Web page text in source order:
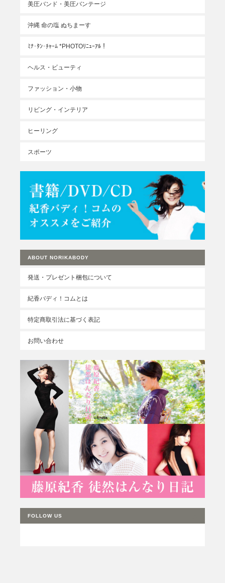
美圧バンド・美圧バンテージ
沖縄 命の塩 ぬちまーす
ﾐﾅ･ﾀﾝ･ﾁｬｰﾑ *PHOTOﾘﾆｭｰｱﾙ！
ヘルス・ビューティ
ファッション・小物
リビング・インテリア
ヒーリング
スポーツ
ABOUT NORIKABODY
発送・プレゼント梱包について
紀香バディ！コムとは
特定商取引法に基づく表記
お問い合わせ
FOLLOW US